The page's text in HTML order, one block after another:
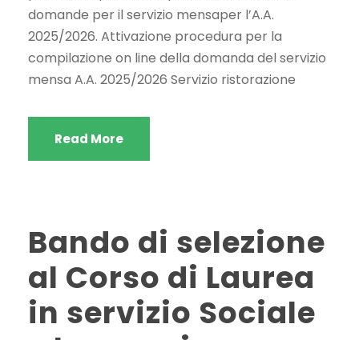
domande per il servizio mensaper l’A.A.
2025/2026. Attivazione procedura per la
compilazione on line della domanda del servizio
mensa A.A. 2025/2026 Servizio ristorazione
Read More
Bando di selezione
al Corso di Laurea
in servizio Sociale